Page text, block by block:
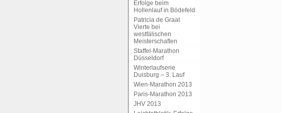
Erfolge beim
Hollenlauf in Bödefeld
Patricia de Graat
Vierte bei
westfälischen
Meisterschaften
Staffel-Marathon
Düsseldorf
Winterlaufserie
Duisburg – 3. Lauf
Wien-Marathon 2013
Paris-Marathon 2013
JHV 2013